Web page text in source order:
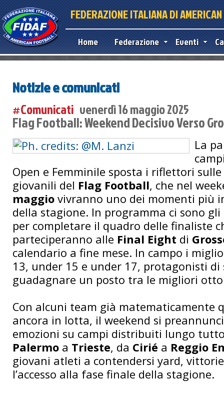
FEDERAZIONE ITALIANA DI
Home Federazione Eventi
Notizie e comunicati
#Comunicati venerdì 16 maggio 2025
Flag Football: Weekend Decisivo Verso
La
Open e Femminile sposta i riflettori
giovanili del Flag Football, che nel
maggio vivranno uno dei momenti più
della stagione. In programma ci sono
per completare il quadro delle finaliste
parteciperanno alle Final Eight di
calendario a fine mese. In campo i
13, under 15 e under 17, protagonisti di
guadagnare un posto tra le migliori otto
Con alcuni team già matematicamente
ancora in lotta, il weekend si
emozioni su campi distribuiti lungo
Palermo a Trieste, da Cirié a Reggio
giovani atleti a contendersi yard,
l’accesso alla fase finale della stagione.